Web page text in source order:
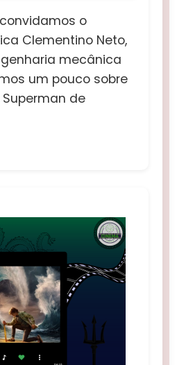
o
Clementino Neto,
mecânica
um pouco sobre
de